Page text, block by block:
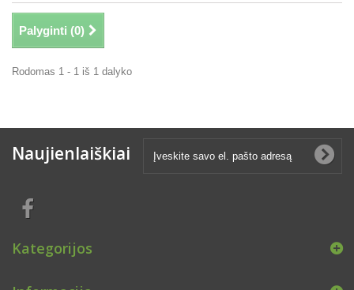
Palyginti (0)
Rodomas 1 - 1 iš 1 dalyko
Naujienlaiškiai
Kategorijos